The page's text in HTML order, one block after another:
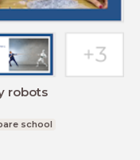
| Shitty robots
school